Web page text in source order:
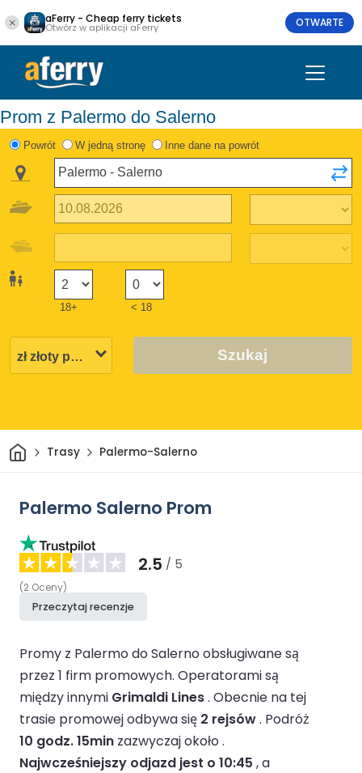
aFerry - Cheap ferry tickets
Otwórz w aplikacji aFerry OTWARTE
Prom z Palermo do Salerno
Powrót W jedną stronę Inne dane na powrót
18+ < 18
Szukaj
DomTrasy Palermo-Salerno
Palermo Salerno Prom
2.5 / 5
(2 Oceny)
Przeczytaj recenzje
Promy z Palermo do Salerno obsługiwane są
przez 1 firm promowych. Operatorami są
między innymi Grimaldi Lines. Obecnie na tej
trasie promowej odbywa się 2 rejsów. Podróż
10 godz. 15min zazwyczaj około .
Najwcześniejszy odjazd jest o 10:45 , a